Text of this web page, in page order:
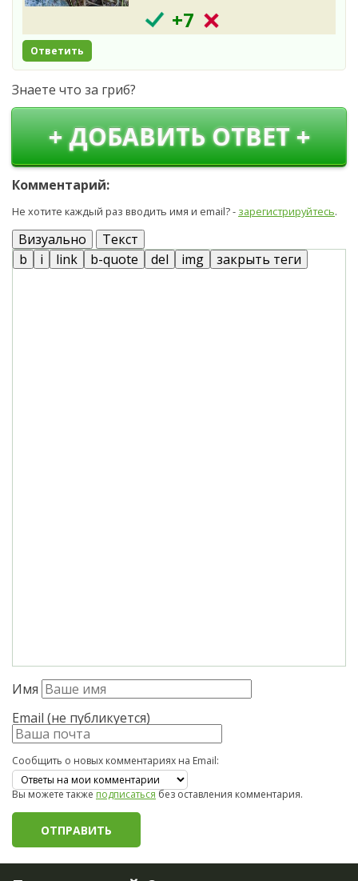
+7
Ответить
Знаете что за гриб?
+ ДОБАВИТЬ ОТВЕТ +
Комментарий:
Не хотите каждый раз вводить имя и email? - зарегистрируйтесь.
Визуально Текст
Имя
Email (не публикуется)
Сообщить о новых комментариях на Email:
Вы можете такжеподписатьсябез оставления комментария.